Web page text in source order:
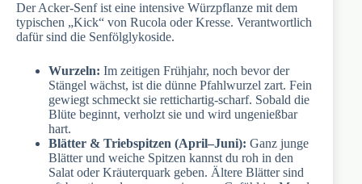
Der Acker-Senf ist eine intensive Würzpflanze mit dem
typischen „Kick“ von Rucola oder Kresse. Verantwortlich
dafür sind die Senfölglykoside.
Wurzeln: Im zeitigen Frühjahr, noch bevor der
Stängel wächst, ist die dünne Pfahlwurzel zart. Fein
gewiegt schmeckt sie rettichartig-scharf. Sobald die
Blüte beginnt, verholzt sie und wird ungenießbar
hart.
Blätter & Triebspitzen (April–Juni): Ganz junge
Blätter und weiche Spitzen kannst du roh in den
Salat oder Kräuterquark geben. Ältere Blätter sind